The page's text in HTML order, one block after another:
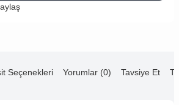
Seçenekleri Yorumlar (0) Tavsiye Et